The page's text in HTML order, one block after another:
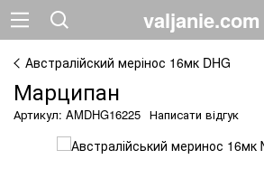
Австралійский мерінос 16мк DHG
Марципан
Артикул: AMDHG16225 Написати відгук
valjanie.com